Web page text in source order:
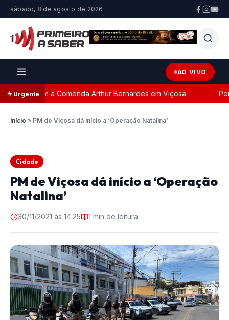
sábado, 8 de agosto de 2026
AO VIVO
Urgente
com a Comenda Arthur Bernardes em Viçosa
Início » PM de Viçosa dá início a ‘Operação Natalina’
Cidade
PM de Viçosa dá início a ‘Operação
Natalina’
30/11/2021 às 14:25 1 min de leitura